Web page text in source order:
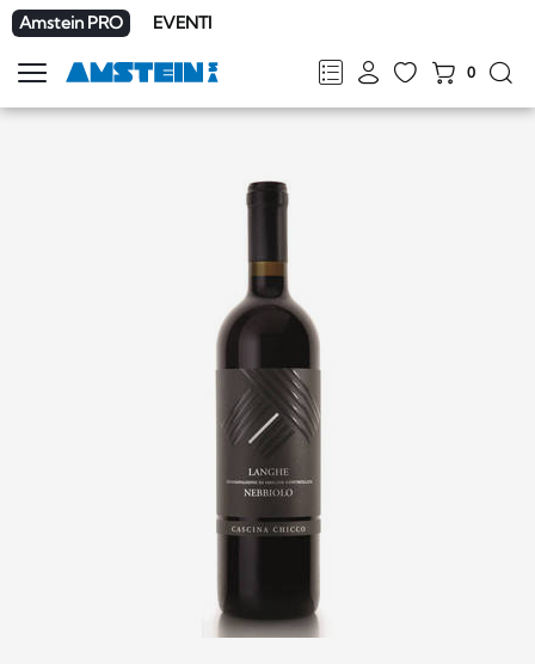
Amstein PRO EVENTI
FRDEENIT
0
Mostra
la